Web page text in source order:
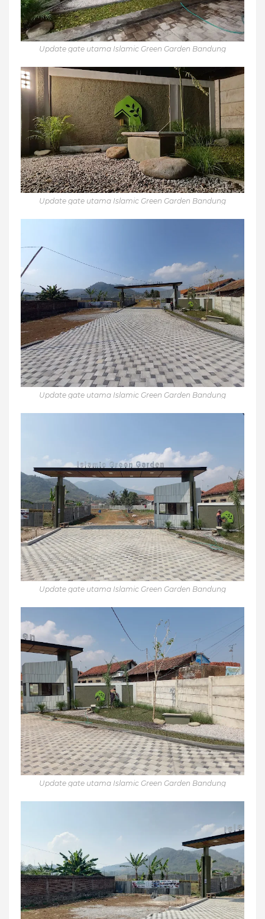
Update gate utama Islamic Green Garden Bandung
Update gate utama Islamic Green Garden Bandung
Update gate utama Islamic Green Garden Bandung
Update gate utama Islamic Green Garden Bandung
Update gate utama Islamic Green Garden Bandung